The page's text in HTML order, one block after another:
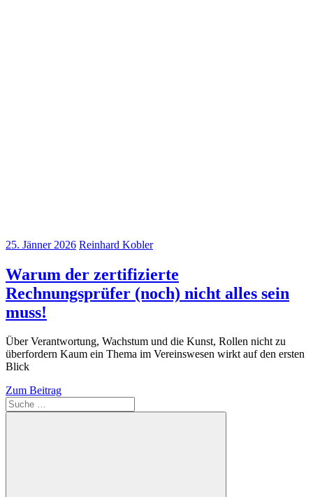
25. Jänner 2026 Reinhard Kobler
Warum der zertifizierte
Rechnungsprüfer (noch) nicht alles sein
muss!
Über Verantwortung, Wachstum und die Kunst, Rollen nicht zu
überfordern Kaum ein Thema im Vereinswesen wirkt auf den ersten
Blick
Zum Beitrag